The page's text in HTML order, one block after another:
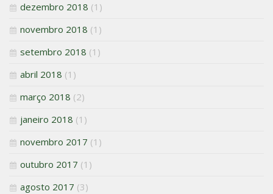
dezembro 2018 (1)
novembro 2018 (1)
setembro 2018 (1)
abril 2018 (1)
março 2018 (2)
janeiro 2018 (1)
novembro 2017 (1)
outubro 2017 (1)
agosto 2017 (3)